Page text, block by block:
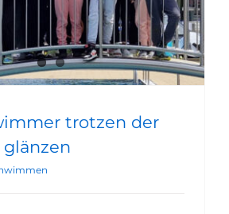
trotzen der